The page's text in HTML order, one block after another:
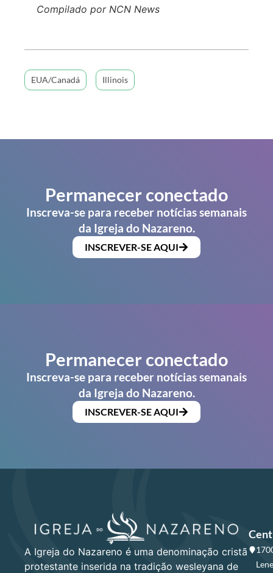
Compilado por NCN News
EUA/Canadá Illinois
Permanecer conectado
Inscreva-se para receber notícias semanais
da Igreja do Nazareno.
INSCREVER-SE AQUI
Permanecer conectado
Inscreva-se para receber notícias semanais
da Igreja do Nazareno.
INSCREVER-SE AQUI
A Igreja do Nazareno é uma denominação cristã
protestante inserida na tradição wesleyana de